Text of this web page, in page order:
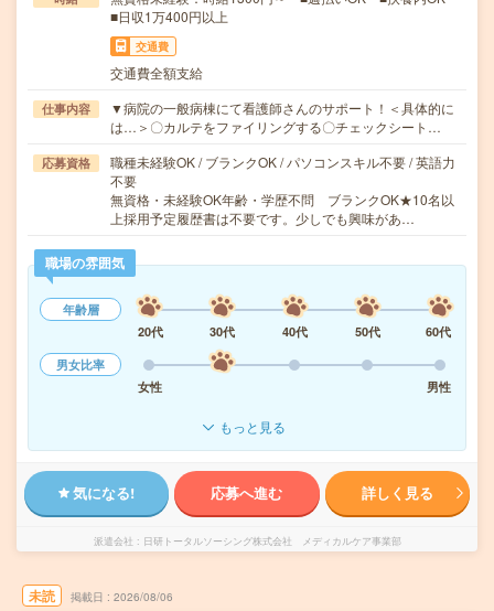
■日収1万400円以上
交通費
交通費全額支給
仕事内容
▼病院の一般病棟にて看護師さんのサポート！＜具体的に
は…＞〇カルテをファイリングする〇チェックシート…
応募資格
職種未経験OK / ブランクOK / パソコンスキル不要 / 英語力
不要
無資格・未経験OK年齢・学歴不問 ブランクOK★10名以
上採用予定履歴書は不要です。少しでも興味があ…
職場の雰囲気
年齢層
20代
30代 40代 50代
60代
男女比率
女性
男性
もっと見る
気になる! 応募へ進む 詳しく見る
派遣会社 日研トータルソーシング株式会社 メディカルケア事業部
未読 掲載日 2026/08/06